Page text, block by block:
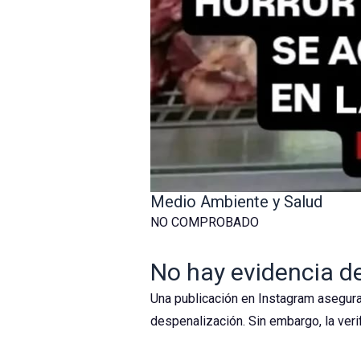
Medio Ambiente y Salud
NO COMPROBADO
No hay evidencia
Una publicación en Instagram
despenalización. Sin embargo, la